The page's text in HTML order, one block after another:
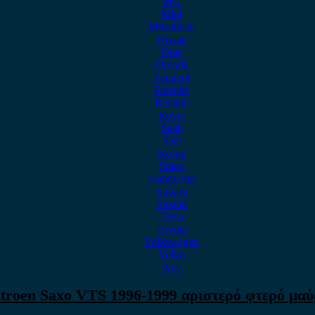
Mini
Mitsubishi
Nissan
Opel
Omoda
Peugeot
Porsche
Renault
Rover
Saab
Seat
Skoda
Smart
ssangyong
Subaru
Suzuki
Tesla
Toyota
Volkswagen
Volvo
Xev
Saxo VTS 1996-1999 αριστερό φτερό